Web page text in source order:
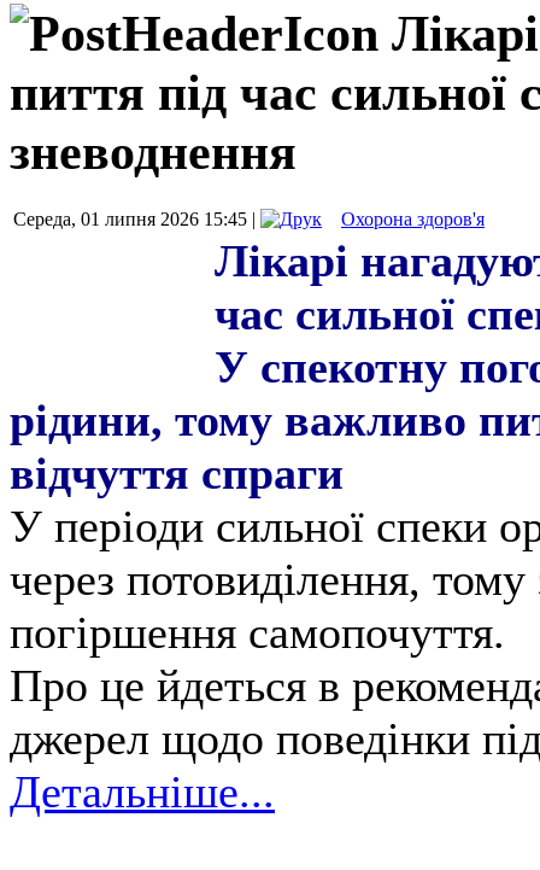
пиття під час
зневоднення
Середа, 01 липня 2026 15:45 | Охорона здоров'я
Лікарі
час сильної
У спекотну
рідини, тому важливо
відчуття спраги
У періоди сильної спеки
через потовиділення,
погіршення самопочуття.
Про це йдеться в
джерел щодо поведінки
Детальніше...